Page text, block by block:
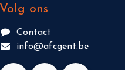
Volg ons
Contact
info@afcgent.be